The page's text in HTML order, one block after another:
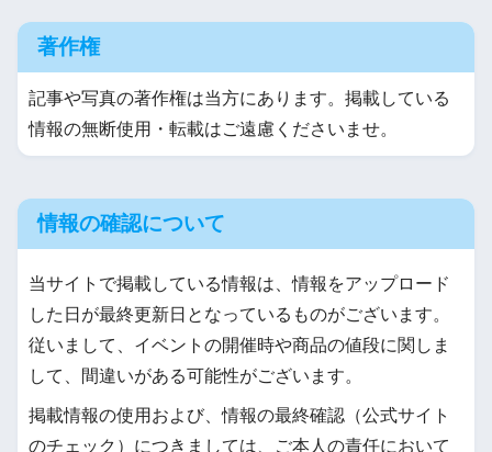
著作権
記事や写真の著作権は当方にあります。掲載している
情報の無断使用・転載はご遠慮くださいませ。
情報の確認について
当サイトで掲載している情報は、情報をアップロード
した日が最終更新日となっているものがございます。
従いまして、イベントの開催時や商品の値段に関しま
して、間違いがある可能性がございます。
掲載情報の使用および、情報の最終確認（公式サイト
のチェック）につきましては、ご本人の責任において